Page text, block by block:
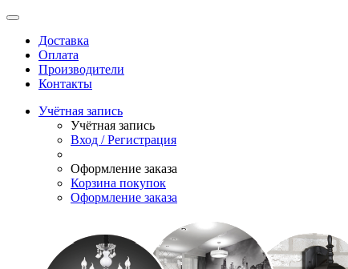
Доставка
Оплата
Производители
Контакты
Учётная запись
Учётная запись
Вход / Регистрация
Оформление заказа
Корзина покупок
Оформление заказа